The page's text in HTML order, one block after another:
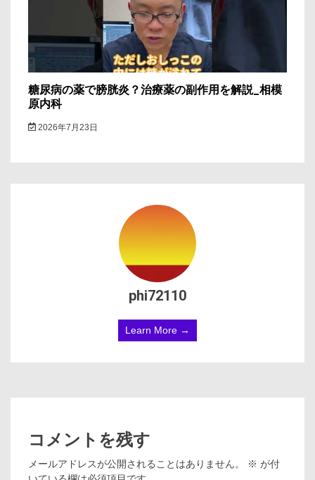
糖尿病の薬で膀胱炎？治療薬の副作用を解説_相模
原内科
2026年7月23日
phi72110
Learn More →
コメントを残す
メールアドレスが公開されることはありません。 ※ が付